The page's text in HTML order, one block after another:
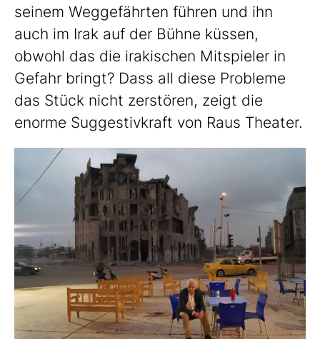
seinem Weggefährten führen und ihn
auch im Irak auf der Bühne küssen,
obwohl das die irakischen Mitspieler in
Gefahr bringt? Dass all diese Probleme
das Stück nicht zerstören, zeigt die
enorme Suggestivkraft von Raus Theater.